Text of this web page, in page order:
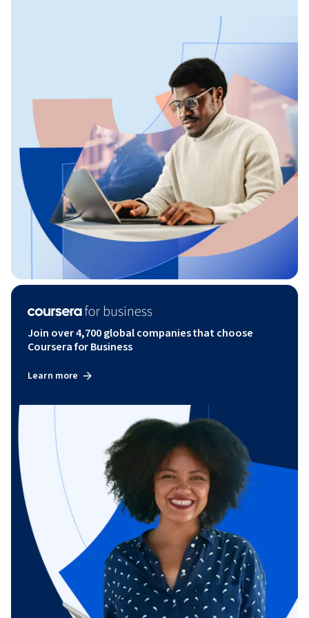
Join over 4,700 global companies that choose
Coursera for Business
Learn more